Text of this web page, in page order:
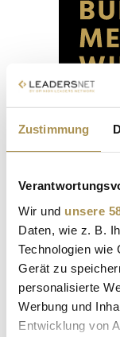
Zustimmung
Wir und unsere
Daten, wie z. B.
Technologien wie
Gerät zu
personalisierte
Werbung und
Entwicklung von